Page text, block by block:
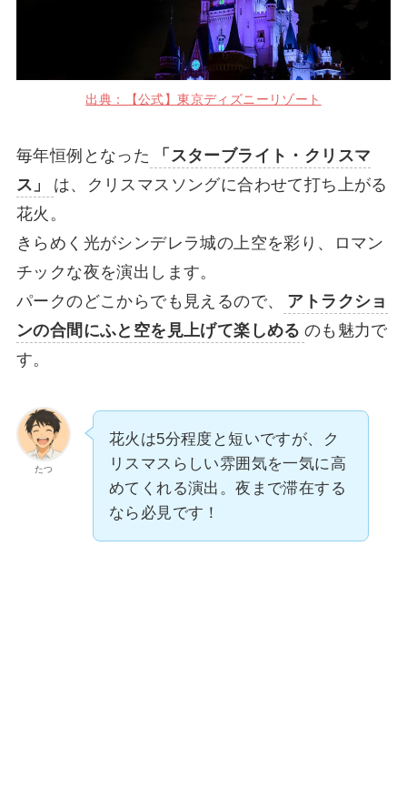
出典：【公式】東京ディズニーリゾート
毎年恒例となった
「スターブライト・クリスマ
ス」
は、クリスマスソングに合わせて打ち上がる
花火。
きらめく光がシンデレラ城の上空を彩り、ロマン
チックな夜を演出します。
パークのどこからでも見えるので、
アトラクショ
ンの合間にふと空を見上げて楽しめる のも魅力で
す。
たつ
花火は5分程度と短いですが、ク
リスマスらしい雰囲気を一気に高
めてくれる演出。夜まで滞在する
なら必見です！